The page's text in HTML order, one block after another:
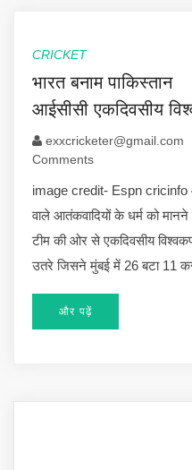
CRICKET
भारत बनाम पाकिस्तान
आईसीसी एकदिवसीय
exxcricketer@gmail.com
Comments
image credit- Espn cricinfo
वाले आतंकवादियों के धर्म को
टीम की ओर से एकदिवसीय
उतरे जिसने मुंबई में 26 बटा 11
और पढ़ें